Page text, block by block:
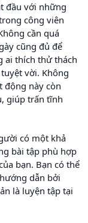
đầu với những
công viên
cần quá
cũng đủ để
ai thích thử thách
vời. Không
động này còn
giúp trấn tĩnh
có một khả
bài tập phù hợp
bạn. Bạn có thể
dẫn bởi
là luyện tập tại